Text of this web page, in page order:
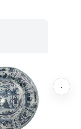
›